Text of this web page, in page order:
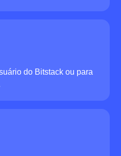
do Bitstack ou para